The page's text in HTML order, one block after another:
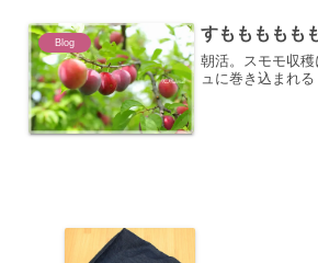
Blog すももももも
朝活。スモモ収
ュに巻き込まれる